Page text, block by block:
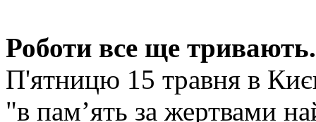
Роботи все ще тривають.
П'ятницю 15 травня в
"в памʼять за жертвами